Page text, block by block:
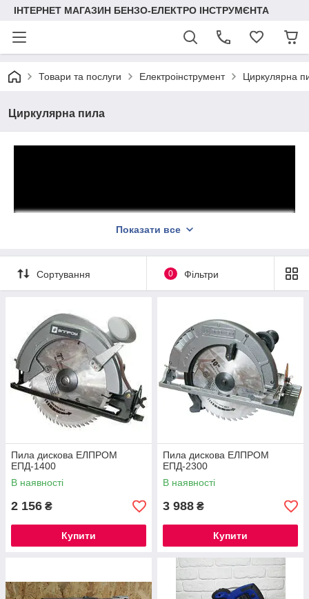
ІНТЕРНЕТ МАГАЗИН БЕНЗО-ЕЛЕКТРО ІНСТРУМЄНТА
Товари та послуги Електроінструмент Циркулярна
Циркулярна пила
Показати все
Сортування 0 Фільтри
Пила дискова ЕЛПРОМ
ЕПД-1400
В наявності
2 156 ₴
Купити
Пила дискова ЕЛПРОМ
ЕПД-2300
В наявності
3 988 ₴
Купити